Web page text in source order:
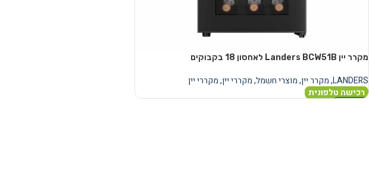
מקרר יין Landers BCW51B לאחסון 18 בקבוקים
LANDERS
,מקרר יין,מוצרי חשמל,מקררי יין,מקררי יין
רכישה טלפונית